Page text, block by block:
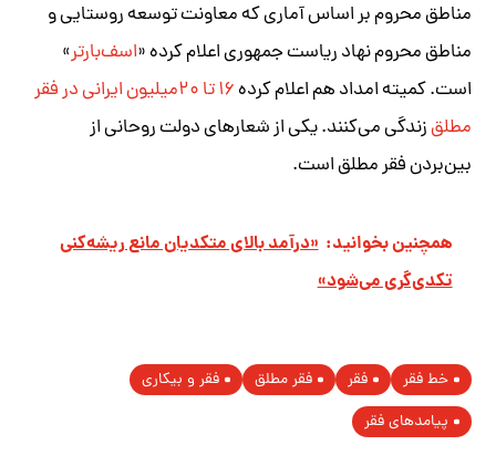
مناطق محروم بر اساس آماری که معاونت توسعه روستایی و
مناطق محروم نهاد ریاست جمهوری اعلام کرده «اسف‌بارتر»
است. کمیته امداد هم اعلام کرده
۱۶ تا ۲۰میلیون ایرانی در فقر
مطلقزندگی می‌کنند. یکی از شعارهای دولت روحانی از
بین‌بردن فقر مطلق است.
همچنین بخوانید: «درآمد بالای متکدیان مانع ریشه‌کنی
تکدی‌گری می‌شود»
خط فقر فقر فقر مطلق
فقر و بیکاری
پیامدهای فقر